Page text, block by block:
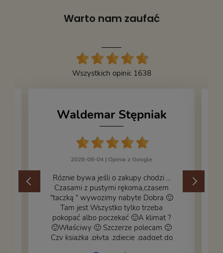
Warto nam zaufać
Wszystkich opinii: 1638
Waldemar Stępniak
2026-08-04 | Opinia z Google
Róznie bywa jeśli o zakupy chodzi ...
Czasami z pustymi rękoma,czasem
"taczką " wywozimy nabyte Dobra 🙂
Tam jest Wszystko tylko trzeba
pokopać albo poczekać 🙂A klimat ?
🙂Właściwy 🙂 Szczerze polecam 🙂
Czy książka ,płyta ,zdjęcie ,gadget do